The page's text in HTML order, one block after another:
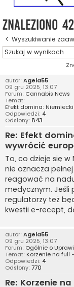
Znaleziono
Wyszukiwanie
autor: Agela55
09 gru 2025, 13:07
Forum: Cannabis News
Temat:
Efekt domina:
Odpowiedzi: 4
Odsłony: 843
Re: Efekt
wywrócić
To, co dzieje się
nie oznacza
reagować na
medycznym. Jeśli
regulatorzy też
kwestii e-recept,
autor: Agela55
09 gru 2025, 13:07
Forum: Ogólnie o
Temat: Korzenie na full
Odpowiedzi: 4
Odsłony: 770
Re: Korzenie